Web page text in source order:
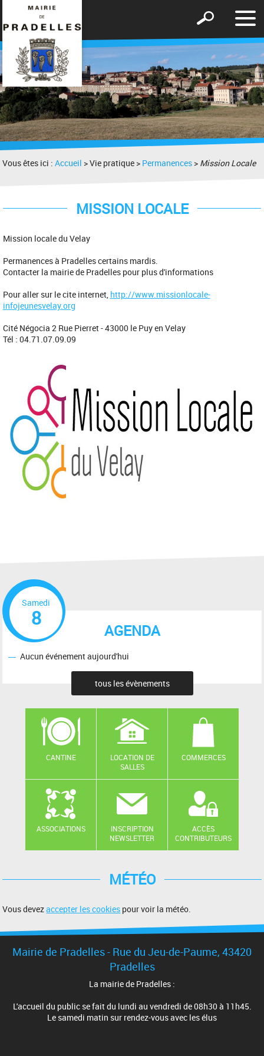
le
Afficher
formulaire
de
recherche
Vous êtes ici :Accueil > Vie pratique > Permanences > Mission Locale
MISSION LOCALE
Mission locale du Velay
Permanences à Pradelles certains mardis.
Contacter la mairie de Pradelles pour plus d'informations
Pour aller sur le cite internet, http://www.missionlocale-
infojeunesvelay.org
Cité Négocia 2 Rue Pierret - 43000 le Puy en Velay
Tél : 04.71.07.09.09
AGENDA
Samedi
8
Aucun événement aujourd'hui
tous les évènements
CANTINE
LOCATION DE
SALLES
COMMERCES
ASSOCIATIONS
INSCRIPTION
NEWSLETTER
ACCÈS
CONTRIBUTEURS
MÉTÉO
Vous devezaccepter les cookies pour voir la météo.
Mairie de Pradelles - Rue du Jeu-de-Paume, 43420
Pradelles
La mairie de Pradelles :
L'accueil du public se fait du lundi au vendredi de 08h30 à 11h45.
Le samedi matin sur rendez-vous avec les élus